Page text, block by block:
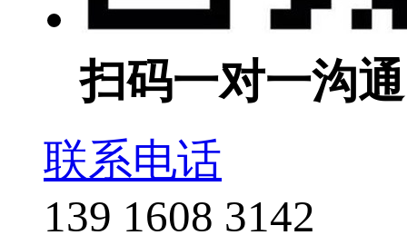
扫码一对一沟通
联系电话
139 1608 3142